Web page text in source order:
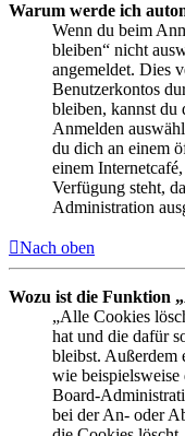
Warum werde ich
Wenn du beim
bleiben“ nicht
angemeldet. Dies
Benutzerkontos
bleiben, kannst du
Anmelden
du dich an einem
einem
Verfügung steht,
Administration
Nach oben
Wozu ist die Funktion
„Alle Cookies
hat und die dafür
bleibst. Außerdem
wie beispielsweise
Board-
bei der An- oder